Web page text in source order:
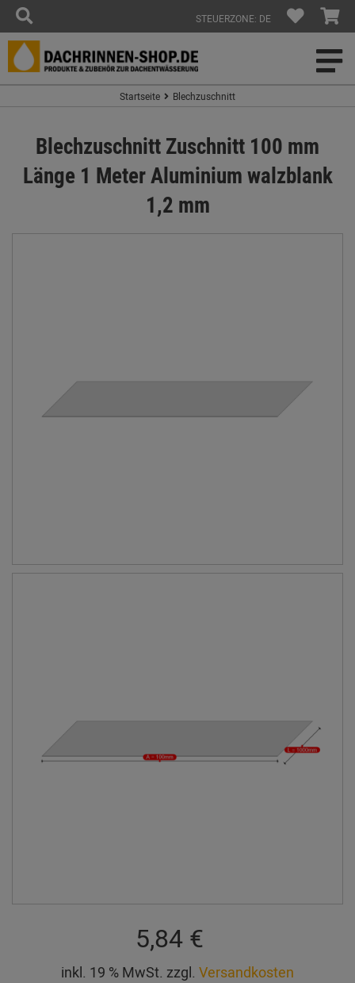
STEUERZONE: DE
Startseite Blechzuschnitt
Blechzuschnitt Zuschnitt 100 mm
Länge 1 Meter Aluminium walzblank
1,2 mm
5,84 €
inkl. 19 % MwSt. zzgl. Versandkosten